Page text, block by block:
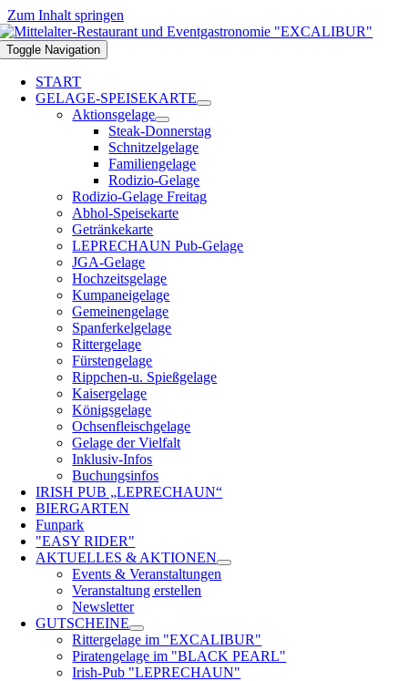
Zum Inhalt springen
Toggle Navigation
START
GELAGE-SPEISEKARTE
Aktionsgelage
Steak-Donnerstag
Schnitzelgelage
Familiengelage
Rodizio-Gelage
Rodizio-Gelage Freitag
Abhol-Speisekarte
Getränkekarte
LEPRECHAUN Pub-Gelage
JGA-Gelage
Hochzeitsgelage
Kumpaneigelage
Gemeinengelage
Spanferkelgelage
Rittergelage
Fürstengelage
Rippchen-u. Spießgelage
Kaisergelage
Königsgelage
Ochsenfleischgelage
Gelage der Vielfalt
Inklusiv-Infos
Buchungsinfos
IRISH PUB „LEPRECHAUN“
BIERGARTEN
Funpark
"EASY RIDER"
AKTUELLES & AKTIONEN
Events & Veranstaltungen
Veranstaltung erstellen
Newsletter
GUTSCHEINE
Rittergelage im "EXCALIBUR"
Piratengelage im "BLACK PEARL"
Irish-Pub "LEPRECHAUN"